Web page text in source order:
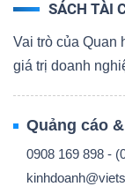
SÁCH TÀI
Vai trò của Quan
giá trị doanh
Quảng cáo
0908 169 898 -